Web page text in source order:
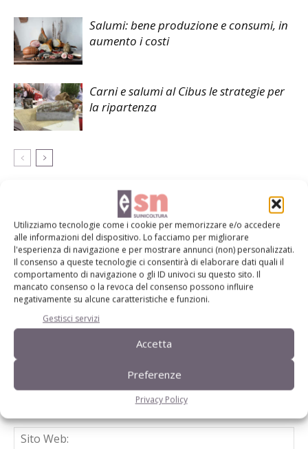
Utilizziamo tecnologie come i cookie per memorizzare e/o accedere
alle informazioni del dispositivo. Lo facciamo per migliorare
l'esperienza di navigazione e per mostrare annunci (non) personalizzati.
Il consenso a queste tecnologie ci consentirà di elaborare dati quali il
comportamento di navigazione o gli ID univoci su questo sito. Il
mancato consenso o la revoca del consenso possono influire
negativamente su alcune caratteristiche e funzioni.
Gestisci servizi
Accetta
Preferenze
Privacy Policy
Salumi: bene produzione e consumi, in
aumento i costi
Carni e salumi al Cibus le strategie per
la ripartenza
LASCIA UN COMMENTO